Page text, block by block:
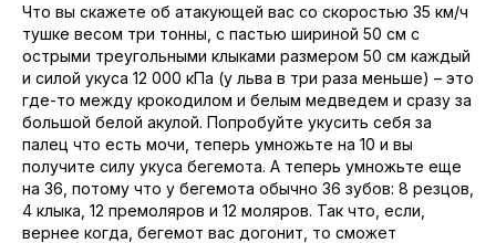
Что вы скажете об атакующей вас со скоростью 35 км/ч
тушке весом три тонны, с пастью шириной 50 см с
острыми треугольными клыками размером 50 см каждый
и силой укуса 12 000 кПа (у льва в три раза меньше) – это
где-то между крокодилом и белым медведем и сразу за
большой белой акулой. Попробуйте укусить себя за
палец что есть мочи, теперь умножьте на 10 и вы
получите силу укуса бегемота. А теперь умножьте еще
на 36, потому что у бегемота обычно 36 зубов: 8 резцов,
4 клыка, 12 премоляров и 12 моляров. Так что, если,
вернее когда, бегемот вас догонит, то сможет